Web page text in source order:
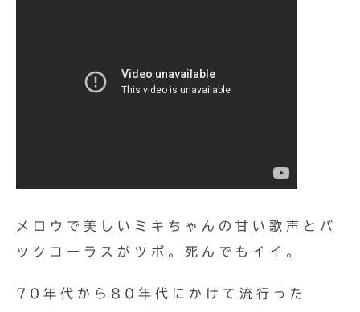
メロウで美しいミキちゃんの甘い歌声とバ
ックコーラスがツボ。死んでもイイ。
70年代から80年代にかけて流行った